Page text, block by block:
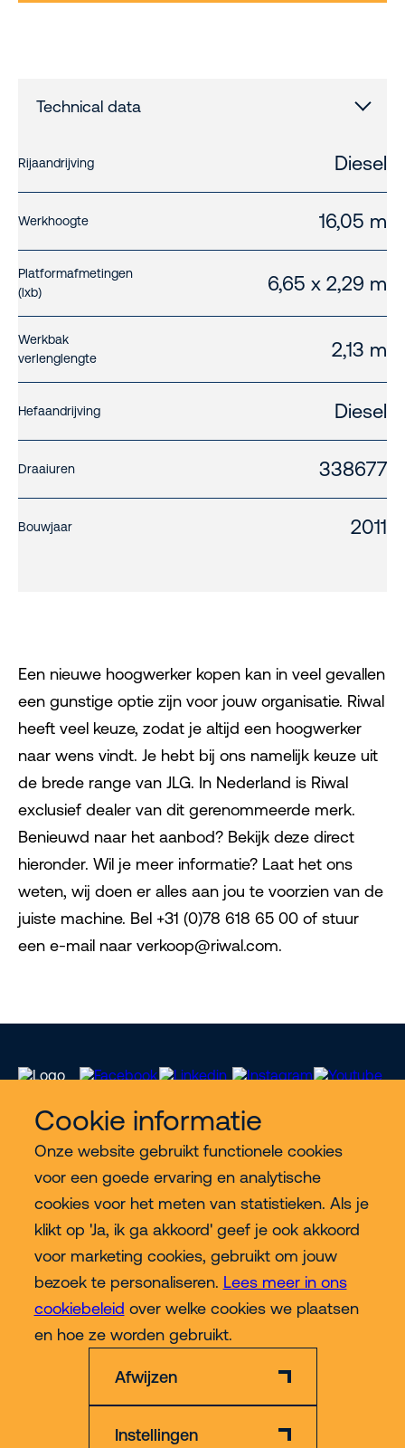
Cookie informatie
Onze website gebruikt functionele cookies
voor een goede ervaring en analytische
cookies voor het meten van statistieken. Als je
klikt op 'Ja, ik ga akkoord' geef je ook akkoord
voor marketing cookies, gebruikt om jouw
bezoek te personaliseren. Lees meer in ons
cookiebeleid over welke cookies we plaatsen
en hoe ze worden gebruikt.
Afwijzen
Instellingen
Technical data
Rijaandrijving Diesel
Werkhoogte 16,05 m
Platformafmetingen
(lxb)
6,65 x 2,29 m
Werkbak
verlenglengte
2,13 m
Hefaandrijving Diesel
Draaiuren 338677
Bouwjaar 2011
Een nieuwe hoogwerker kopen kan in veel gevallen
een gunstige optie zijn voor jouw organisatie. Riwal
heeft veel keuze, zodat je altijd een hoogwerker
naar wens vindt. Je hebt bij ons namelijk keuze uit
de brede range van JLG. In Nederland is Riwal
exclusief dealer van dit gerenommeerde merk.
Benieuwd naar het aanbod? Bekijk deze direct
hieronder. Wil je meer informatie? Laat het ons
weten, wij doen er alles aan jou te voorzien van de
juiste machine. Bel +31 (0)78 618 65 00 of stuur
een e-mail naar verkoop@riwal.com.
Meer Riwal
Industries
Contact
Meer